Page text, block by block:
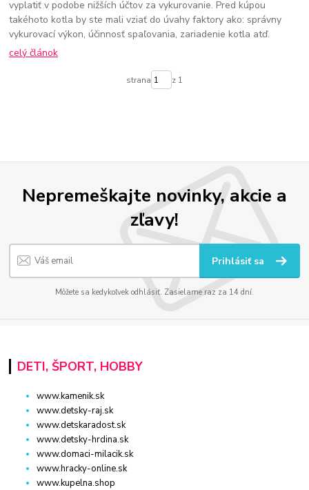
vyplatiť v podobe nižších účtov za vykurovanie. Pred kúpou
takéhoto kotla by ste mali vziať do úvahy faktory ako: správny
vykurovací výkon, účinnosť spaľovania, zariadenie kotla atď.
celý článok
strana z 1
Nepremeškajte novinky, akcie a
zľavy!
Prihlásiť sa
Môžete sa kedykoľvek odhlásiť. Zasielame raz za 14 dní.
DETI, ŠPORT, HOBBY
www.kamenik.sk
www.detsky-raj.sk
www.detskaradost.sk
www.detsky-hrdina.sk
www.domaci-milacik.sk
www.hracky-online.sk
www.kupelna.shop